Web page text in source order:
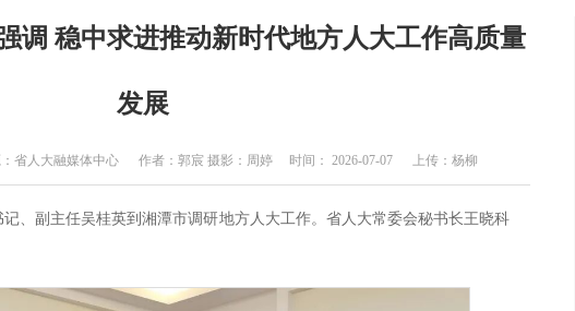
调 稳中求进推动新时代地方人大工作高质量
发展
省人大融媒体中心 作者：郭宸 摄影：周婷 时间： 2026-07-07 上传：杨柳
、副主任吴桂英到湘潭市调研地方人大工作。省人大常委会秘书长王晓科